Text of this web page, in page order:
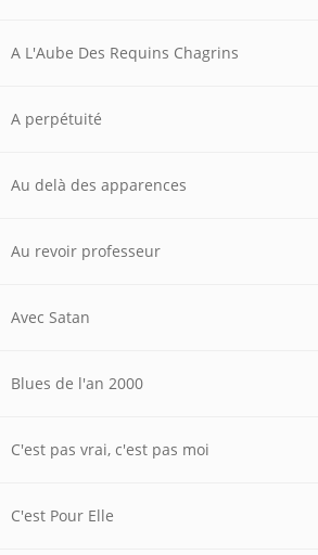
A L'Aube Des Requins Chagrins
A perpétuité
Au delà des apparences
Au revoir professeur
Avec Satan
Blues de l'an 2000
C'est pas vrai, c'est pas moi
C'est Pour Elle